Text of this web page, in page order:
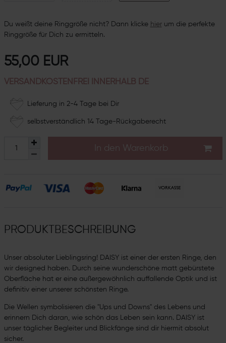
Du weißt deine Ringgröße nicht? Dann klicke hierum die perfekte
Ringgröße für Dich zu ermitteln.
55,00 EUR
VERSANDKOSTENFREI INNERHALB DE
Lieferung in 2-4 Tage bei Dir
selbstverständlich 14 Tage-Rückgaberecht
In den Warenkorb
PRODUKTBESCHREIBUNG
Unser absoluter Lieblingsring! DAISY ist einer der ersten Ringe, den
wir designed haben. Durch seine wunderschöne matt gebürstete
Oberfläche hat er eine außergewöhnlich auffallende Optik und ist
definitiv einer unserer schönsten Ringe.
Die Wellen symbolisieren die "Ups und Downs" des Lebens und
erinnern Dich daran, wie schön das Leben sein kann. DAISY ist
unser täglicher Begleiter und Blickfänge sind dir hiermit absolut
sicher.